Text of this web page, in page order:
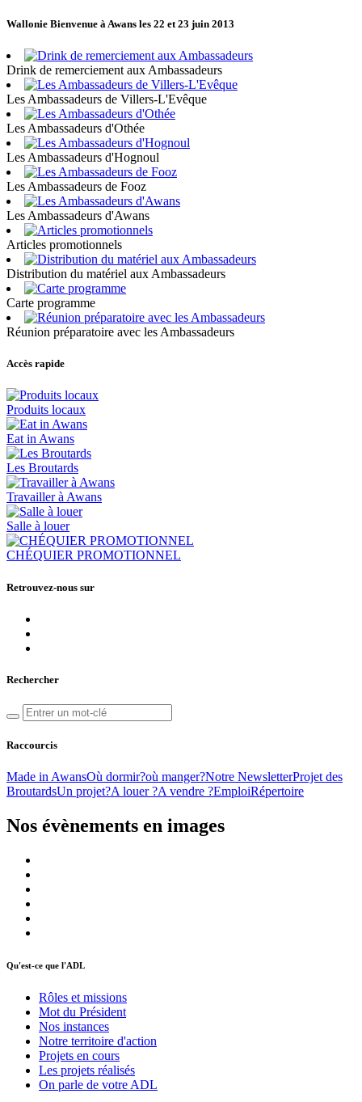
Wallonie Bienvenue à Awans les 22 et 23 juin 2013
Drink de remerciement aux Ambassadeurs
Les Ambassadeurs de Villers-L'Evêque
Les Ambassadeurs d'Othée
Les Ambassadeurs d'Hognoul
Les Ambassadeurs de Fooz
Les Ambassadeurs d'Awans
Articles promotionnels
Distribution du matériel aux Ambassadeurs
Carte programme
Réunion préparatoire avec les Ambassadeurs
Accès rapide
Produits locaux
Eat in Awans
Les Broutards
Travailler à Awans
Salle à louer
CHÉQUIER PROMOTIONNEL
Retrouvez-nous sur
Rechercher
Raccourcis
Made in AwansOù dormir?où manger?Notre NewsletterProjet des
BroutardsUn projet?A louer ?A vendre ?EmploiRépertoire
Nos évènements en images
Qu'est-ce que l'ADL
Rôles et missions
Mot du Président
Nos instances
Notre territoire d'action
Projets en cours
Les projets réalisés
On parle de votre ADL